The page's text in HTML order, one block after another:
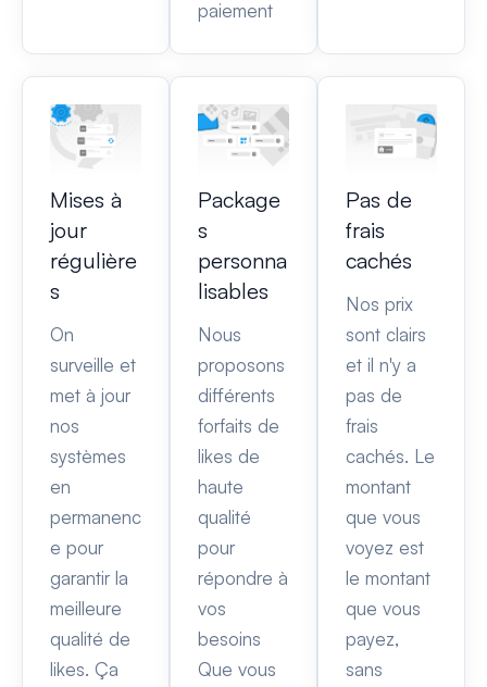
paiement
Mises à
jour
régulière
s
On
surveille et
met à jour
nos
systèmes
en
permanenc
e pour
garantir la
meilleure
qualité de
likes. Ça
Package
s
personna
lisables
Nous
proposons
différents
forfaits de
likes de
haute
qualité
pour
répondre à
vos
besoins
Que vous
Pas de
frais
cachés
Nos prix
sont clairs
et il n'y a
pas de
frais
cachés. Le
montant
que vous
voyez est
le montant
que vous
payez,
sans